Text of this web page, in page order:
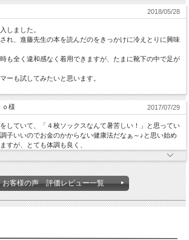
2018/05/28
しました。
れ、進藤先生の本を読んだのをきっかけに冷えとりに興味
も全く違和感なく着用できますが、たまに靴下の中で足が
ーも試してみたいと思います。
ｏ様 2017/07/29
していて、「４枚ソックスなんて暑苦しい！」と思ってい
子いいのでお金のかからない健康法だなぁ～♪と思い始め
すが、とても体調も良く、
お客様の声 評価レビュー一覧